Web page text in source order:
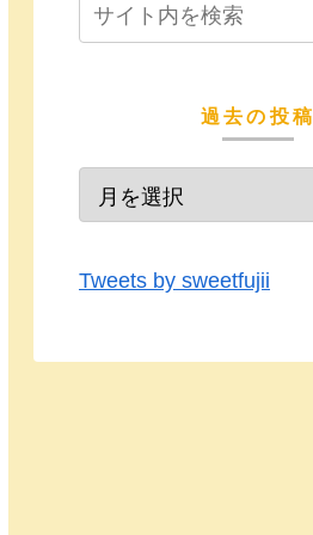
過去の投稿
Tweets by sweetfujii